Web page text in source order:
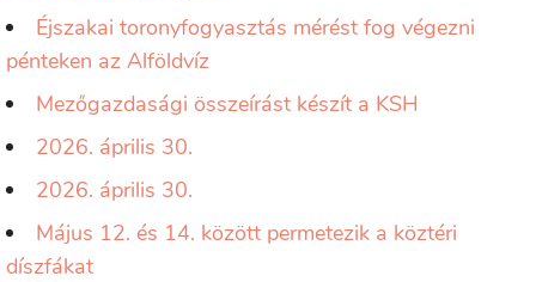
Éjszakai toronyfogyasztás mérést fog végezni
pénteken az Alföldvíz
Mezőgazdasági összeírást készít a KSH
2026. április 30.
2026. április 30.
Május 12. és 14. között permetezik a köztéri
díszfákat